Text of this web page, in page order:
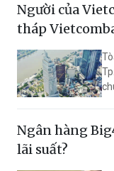
Người của
tháp
Ngân hàng
lãi suất?